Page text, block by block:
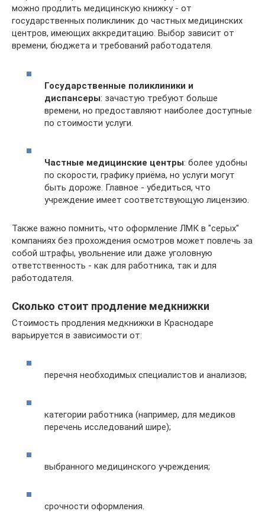
можно продлить медицинскую книжку - от
государственных поликлиник до частных медицинских
центров, имеющих аккредитацию. Выбор зависит от
времени, бюджета и требований работодателя.
Государственные поликлиники и
диспансеры: зачастую требуют больше
времени, но предоставляют наиболее доступные
по стоимости услуги.
Частные медицинские центры: более удобны
по скорости, графику приёма, но услуги могут
быть дороже. Главное - убедиться, что
учреждение имеет соответствующую лицензию.
Также важно помнить, что оформление ЛМК в "серых"
компаниях без прохождения осмотров может повлечь за
собой штрафы, увольнение или даже уголовную
ответственность - как для работника, так и для
работодателя.
Сколько стоит продление медкнижки
Стоимость продления медкнижки в Краснодаре
варьируется в зависимости от:
перечня необходимых специалистов и анализов;
категории работника (например, для медиков
перечень исследований шире);
выбранного медицинского учреждения;
срочности оформления.